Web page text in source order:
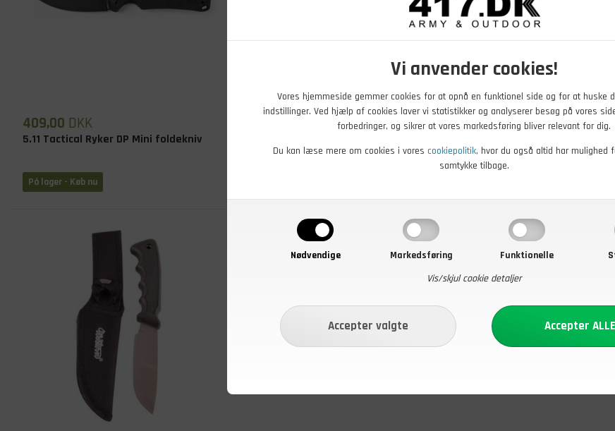
Vi anvender cookies!
Vores hjemmeside gemmer cookies for at opnå en funktionel side og for at huske
indstillinger. Ved hjælp af cookies laver vi statistikker og analyserer besøg på vores
forbedringer, og sikrer at vores markedsføring bliver relevant for dig.
Du kan læse mere om cookies i vores cookiepolitik, hvor du også altid har mulighed
samtykke tilbage.
Nødvendige Markedsføring Funktionelle
Vis/skjul cookie detaljer
409,00 DKK
5.11 Tactical Ryker DP Mini foldekniv
På lager - Køb nu
579,00DKK